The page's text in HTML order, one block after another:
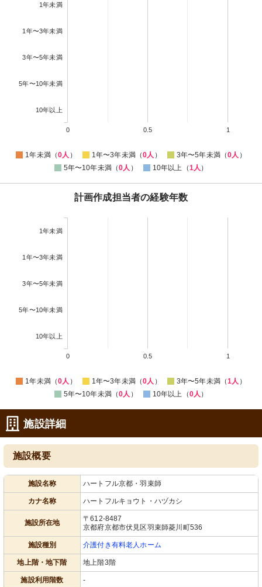
1年未満
1年〜3年未満
3年〜5年未満
5年〜10年未満
10年以上
0 0.5 1
1年未満（0人 ） 1年〜3年未満（0人 ） 3年〜5年未満（0人 ）
5年〜10年未満（0人 ） 10年以上（1人 ）
計画作成担当者の経験年数
1年未満
1年〜3年未満
3年〜5年未満
5年〜10年未満
10年以上
0 0.5 1
1年未満（0人 ） 1年〜3年未満（0人 ） 3年〜5年未満（1人 ）
5年〜10年未満（0人 ） 10年以上（0人 ）
施設詳細
施設概要
施設名称 ハートフル京都・羽束師
カナ名称 ハートフルキョウト・ハヅカシ
施設所在地
〒612-8487
京都府京都市伏見区羽束師菱川町536
施設種別 介護付き有料老人ホーム
地上階・地下階 地上階3階
施設利用階数 -